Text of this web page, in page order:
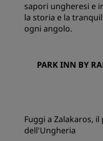
sapori ungheresi e
la storia e la
ogni angolo.
PARK INN BY
Fuggi a Zalakaros,
dell'Ungheria